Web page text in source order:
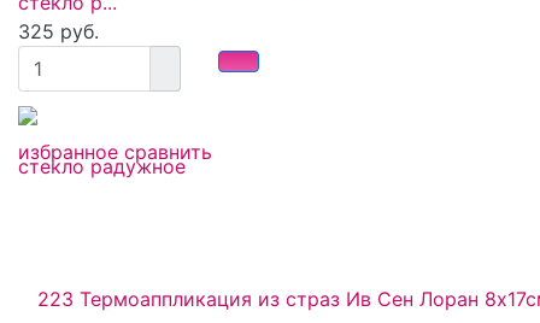
избранное сравнить
325 руб.